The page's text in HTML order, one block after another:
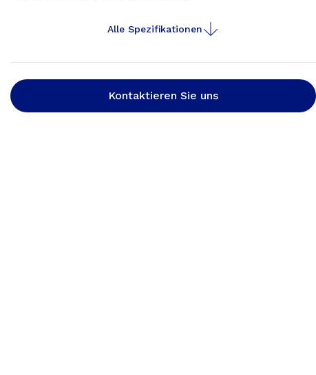
Alle Spezifikationen
Kontaktieren Sie uns